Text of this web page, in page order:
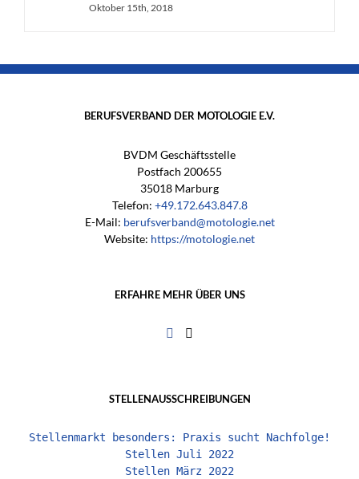
Oktober 15th, 2018
BERUFSVERBAND DER MOTOLOGIE E.V.
BVDM Geschäftsstelle
Postfach 200655
35018 Marburg
Telefon: +49.172.643.847.8
E-Mail: berufsverband@motologie.net
Website: https://motologie.net
ERFAHRE MEHR ÜBER UNS
STELLENAUSSCHREIBUNGEN
Stellenmarkt besonders: Praxis sucht Nachfolge!
Stellen Juli 2022
Stellen März 2022